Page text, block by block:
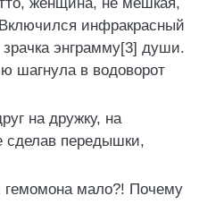
инфракрасный
энграмму[3] души.
шагнула в водоворот
на дружку, на
сделав передышки,
мало?! Почему